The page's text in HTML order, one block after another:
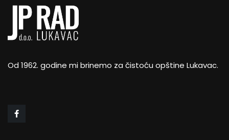
Od 1962. godine mi brinemo za čistoću opštine Lukavac.